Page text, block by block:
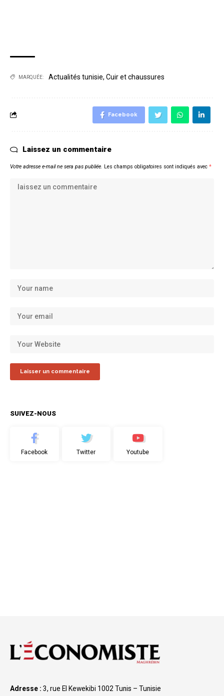
MARQUÉE: Actualités tunisie, Cuir et chaussures
Facebook
Laissez un commentaire
Votre adresse e-mail ne sera pas publiée. Les champs obligatoires sont indiqués avec *
SUIVEZ-NOUS
Facebook Twitter Youtube
Adresse : 3, rue El Kewekibi 1002 Tunis – Tunisie